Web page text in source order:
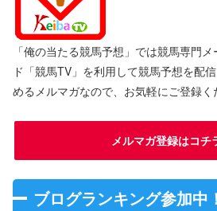
「俺の当たる競馬予想」では競馬専門
ド「競馬TV」を利用して競馬予想を配
めるメルマガなので、お気軽にご登録く
メルマガ登録はコチ
ブログランキング参加中！